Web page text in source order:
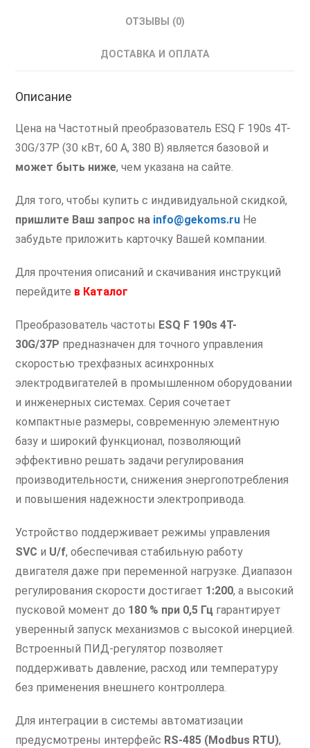
ОТЗЫВЫ (0)
ДОСТАВКА И ОПЛАТА
Описание
Цена на Частотный преобразователь ESQ F 190s 4T-
30G/37P (30 кВт, 60 А, 380 В) является базовой и
может быть ниже, чем указана на сайте.
Для того, чтобы купить с индивидуальной скидкой,
пришлите Ваш запрос на info@gekoms.ru Не
забудьте приложить карточку Вашей компании.
Для прочтения описаний и скачивания инструкций
перейдите в Каталог
Преобразователь частоты ESQ F 190s 4T-
30G/37P предназначен для точного управления
скоростью трехфазных асинхронных
электродвигателей в промышленном оборудовании
и инженерных системах. Серия сочетает
компактные размеры, современную элементную
базу и широкий функционал, позволяющий
эффективно решать задачи регулирования
производительности, снижения энергопотребления
и повышения надежности электропривода.
Устройство поддерживает режимы управления
SVC и U/f, обеспечивая стабильную работу
двигателя даже при переменной нагрузке. Диапазон
регулирования скорости достигает 1:200, а высокий
пусковой момент до 180 % при 0,5 Гц гарантирует
уверенный запуск механизмов с высокой инерцией.
Встроенный ПИД-регулятор позволяет
поддерживать давление, расход или температуру
без применения внешнего контроллера.
Для интеграции в системы автоматизации
предусмотрены интерфейс RS-485 (Modbus RTU),